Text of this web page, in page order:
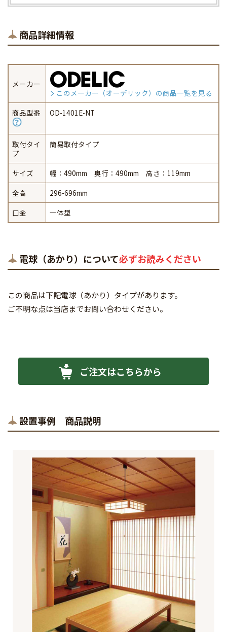
商品詳細情報
メーカー
このメーカー（オーデリック）の商品一覧を見る
商品型番
OD-1401E-NT
取付タイ
プ
簡易取付タイプ
サイズ
幅：490mm 奥行：490mm 高さ：119mm
全高
296-696mm
口金
一体型
電球（あかり）について必ずお読みください
この商品は下記電球（あかり）タイプがあります。
ご不明な点は当店までお問い合わせください。
ご注文はこちらから
設置事例 商品説明